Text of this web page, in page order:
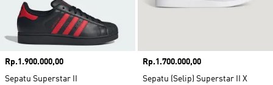
Harga
Rp.1.900.000,00
Sepatu Superstar II
Harga
Rp.1.700.000,00
Sepatu (Selip) Superstar II X